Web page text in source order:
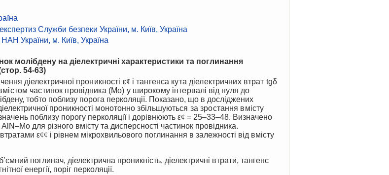
Служби безпеки України, м. Київ, Україна
України, м. Київ, Україна
молібдену на діелектричні характеристики та поглинання
54-63)
діелектричної проникності ε¢ і тангенса кута діелектричних втрат tgδ
частинок провідника (Мо) у широкому інтервалі від нуля до
тобто поблизу порога перколяції. Показано, що в досліджених
проникності монотонно збільшуються за зростання вмісту
поблизу порогу перколяції і дорівнюють ε¢ = 25–33–48. Визначено
для різного вмісту та дисперсності частинок провідника.
ε¢¢ і рівнем мікрохвильового поглинання в залежності від вмісту
поглинач, діелектрична проникність, діелектричні втрати, тангенс
енергії, поріг перколяції.